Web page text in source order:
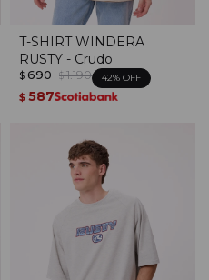
T-SHIRT WINDERA
RUSTY - Crudo
$ 690 $ 1.190 42
$ 587